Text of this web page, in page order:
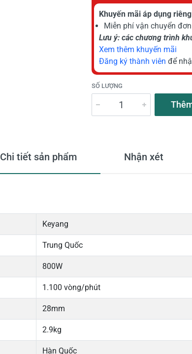
Khuyến mãi áp dụng
Miễn phí vận chuyển
Lưu ý: các chương trình
Xem thêm khuyến mãi
Đăng ký thành viên để
SỐ LƯỢNG
Chi tiết sản phẩm Nhận xét
Keyang
Trung Quốc
800W
1.100 vòng/phút
28mm
2.9kg
Hàn Quốc